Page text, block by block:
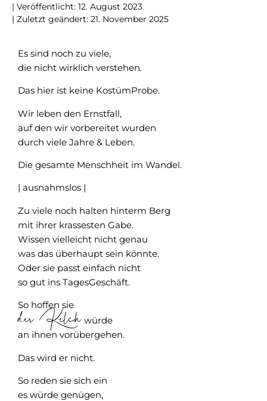
| Veröffentlicht: 12. August 2023
| Zuletzt geändert: 21. November 2025
Es sind noch zu viele,
die nicht wirklich verstehen.
Das hier ist keine KostümProbe.
Wir leben den Ernstfall,
auf den wir vorbereitet wurden
durch viele Jahre & Leben.
Die gesamte Menschheit im Wandel.
| ausnahmslos |
Zu viele noch halten hinterm Berg
mit ihrer krassesten Gabe.
Wissen vielleicht nicht genau
was das überhaupt sein könnte.
Oder sie passt einfach nicht
so gut ins TagesGeschäft.
So hoffen sie
der Kelch würde
an ihnen vorübergehen.
Das wird er nicht.
So reden sie sich ein
es würde genügen,